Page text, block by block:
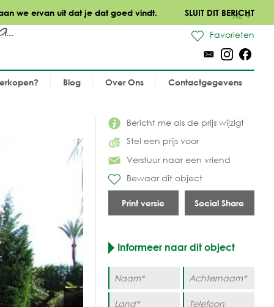
we ervan uit dat je dat goed vindt. SLUIT DIT BERICHT
NL
Favorieten
Blog Over Ons Contactgegevens
Bericht me als de prijs wijzigt
Stel een prijs voor
Verstuur naar een vriend
Bewaar dit object
Print versie Social Share
Informeer naar dit object